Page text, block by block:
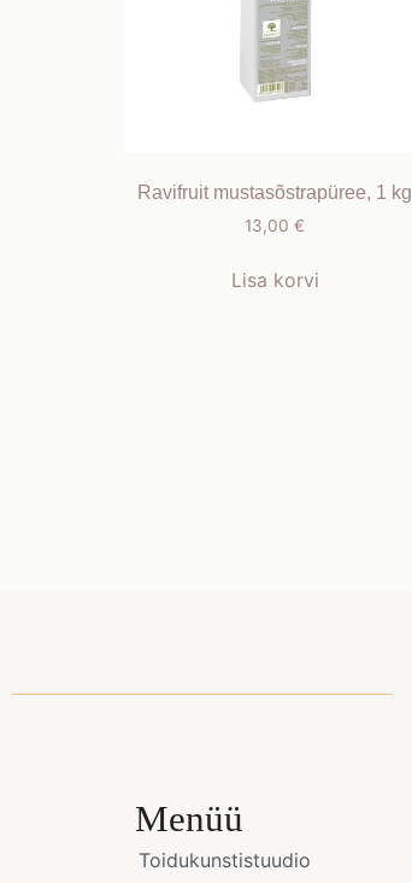
Ravifruit mustasõstrapüree, 1 kg
13,00€
Lisa korvi
Menüü
Toidukunstistuudio